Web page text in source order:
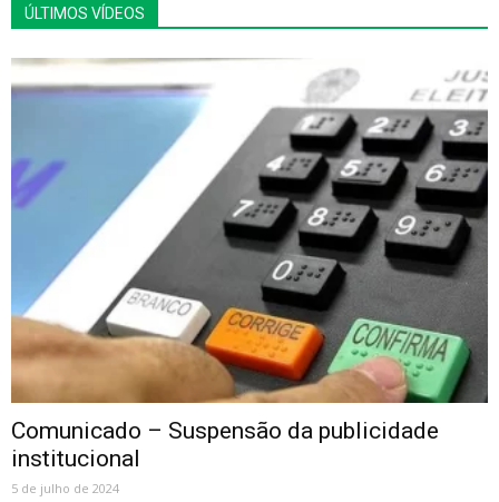
ÚLTIMOS VÍDEOS
Comunicado – Suspensão da publicidade
institucional
5 de julho de 2024